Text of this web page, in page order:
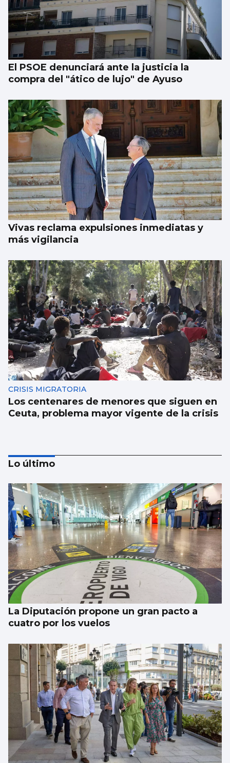
El PSOE denunciará ante la justicia la
compra del "ático de lujo" de Ayuso
Vivas reclama expulsiones inmediatas y
más vigilancia
CRISIS MIGRATORIA
Los centenares de menores que siguen en
Ceuta, problema mayor vigente de la crisis
SUCESOS
Un guardia civil gallego mata su expareja y
es abatido por sus compañeros en Llanes
Lo último
La Diputación propone un gran pacto a
cuatro por los vuelos